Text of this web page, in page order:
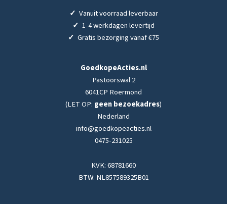
✓ Vanuit voorraad leverbaar
✓ 1-4 werkdagen levertijd
✓ Gratis bezorging vanaf €75
GoedkopeActies.nl
Pastoorswal 2
6041CP Roermond
(LET OP: geen bezoekadres)
Nederland
info@goedkopeacties.nl
0475-231025
KVK: 68781660
BTW: NL857589325B01